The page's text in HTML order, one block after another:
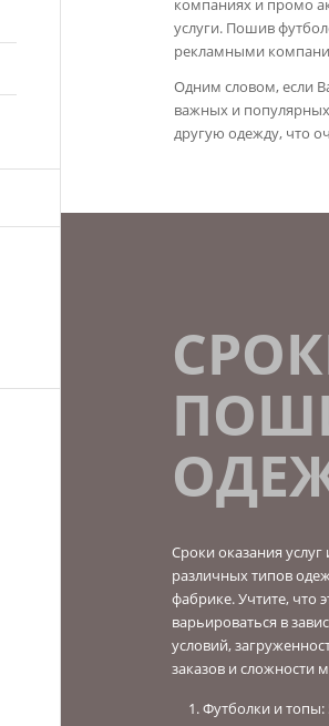
компаниях и промо
услуги. Пошив
рекламными
Одним словом, если
важных и
другую одежду, что
Сроки оказания
различных типов
фабрике. Учтите, что
варьироваться в
условий,
заказов и сложности
Футболки и топы: